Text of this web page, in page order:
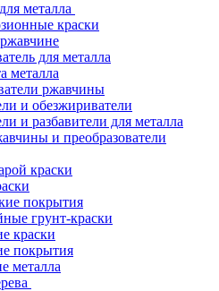
металла
краски
для металла
металла
ржавчины
и обезжириватели
и разбавители для металла
и преобразователи
краски
покрытия
грунт-краски
краски
покрытия
металла